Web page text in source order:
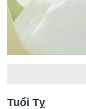
Tuổi Tỵ